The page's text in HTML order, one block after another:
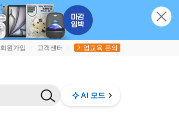
회원가입 고객센터 기업교육 문의
AI 모드